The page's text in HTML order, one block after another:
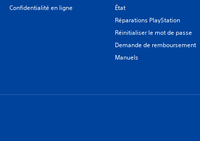
Confidentialité en ligne
État
Réparations PlayStation
Réinitialiser le mot de passe
Demande de remboursement
Manuels